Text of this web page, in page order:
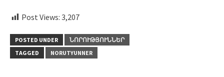
Post Views: 3,207
POSTED UNDER
ՆՈՐՈՒԹՅՈՒՆՆԵՐ
TAGGED
NORUTYUNNER